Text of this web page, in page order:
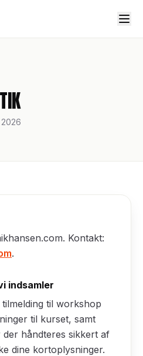
Kontakt:
.
indsamler
til workshop
til kurset, samt
der håndteres sikkert af
dine kortoplysninger.